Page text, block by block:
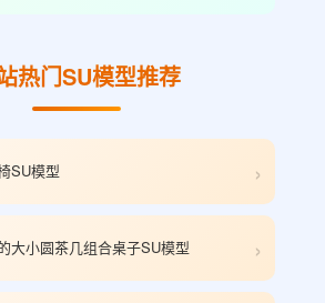
热门SU模型推荐
SU模型 ›
大小圆茶几组合桌子SU模型 ›